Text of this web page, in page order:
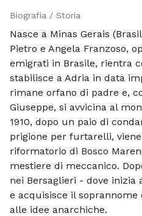
Biografia / Storia
Nasce a Minas Gerais
Pietro e Angela Franzoso,
emigrati in Brasile, rientra
stabilisce a Adria in data
rimane orfano di padre e,
Giuseppe, si avvicina al
1910, dopo un paio di
prigione per furtarelli,
riformatorio di Bosco
mestiere di meccanico.
nei Bersaglieri - dove inizia
e acquisisce il soprannome
alle idee anarchiche.